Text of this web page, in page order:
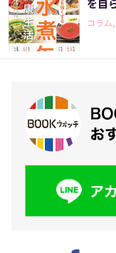
を自
コラム